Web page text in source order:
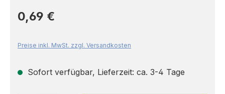
Regulärer Preis:
0,69 €
Preise inkl. MwSt. zzgl. Versandkosten
Sofort verfügbar, Lieferzeit: ca. 3-4 Tage